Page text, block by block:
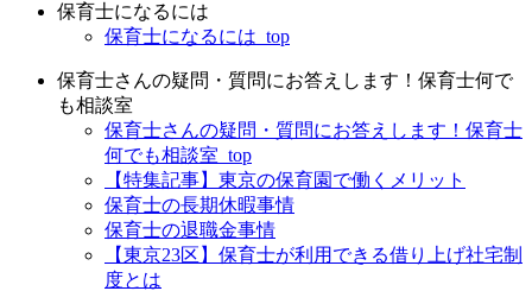
保育士になるには
保育士になるには_top
保育士さんの疑問・質問にお答えします！保育士何で
も相談室
保育士さんの疑問・質問にお答えします！保育士
何でも相談室_top
【特集記事】東京の保育園で働くメリット
保育士の長期休暇事情
保育士の退職金事情
【東京23区】保育士が利用できる借り上げ社宅制
度とは